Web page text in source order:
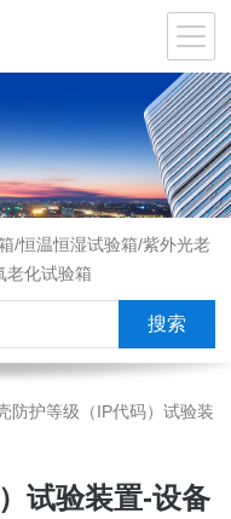
/恒温恒湿试验箱/紫外光老
老化试验箱
防护等级（IP代码）试验装
试验装置-设备